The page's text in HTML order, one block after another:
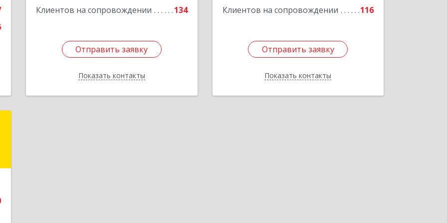
Клиентов на сопровождении 134
Отправить заявку
Показать контакты
Отправить заявку
Назад
Клиентов на сопровождении 116
Отправить заявку
Показать контакты
Подробнее
Отправить заявку
Назад